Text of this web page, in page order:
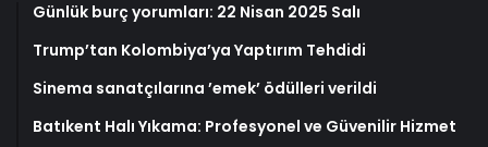
Günlük burç yorumları: 22 Nisan 2025 Salı
Trump’tan Kolombiya’ya Yaptırım Tehdidi
Sinema sanatçılarına ’emek’ ödülleri verildi
Batıkent Halı Yıkama: Profesyonel ve Güvenilir Hizmet